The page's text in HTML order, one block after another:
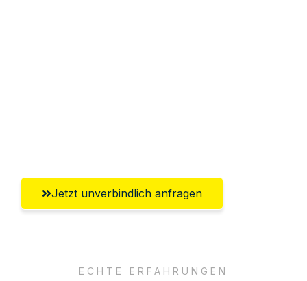
Jetzt unverbindlich anfragen
ECHTE ERFAHRUNGEN